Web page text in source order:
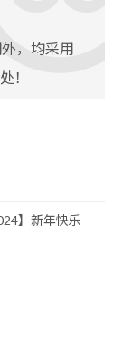
，均采用
！
】新年快乐